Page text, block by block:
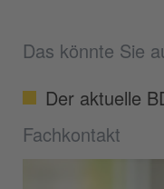
Das könnte Sie
Der aktuelle
Fachkontakt